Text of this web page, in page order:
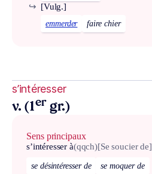
[Vulg.]
↪
emmerder faire chier
s’intéresser
v. (1er gr.)
Sens principaux
s’intéresser à(qqch)[Se soucier de]
se désintéresser de se moquer de